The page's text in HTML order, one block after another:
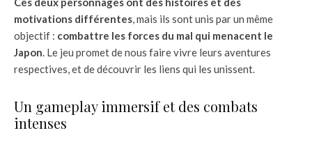
motivations différentes, mais ils sont unis par un même
objectif : combattre les forces du mal qui menacent le
Japon. Le jeu promet de nous faire vivre leurs aventures
respectives, et de découvrir les liens qui les unissent.
Un gameplay immersif et des combats
intenses